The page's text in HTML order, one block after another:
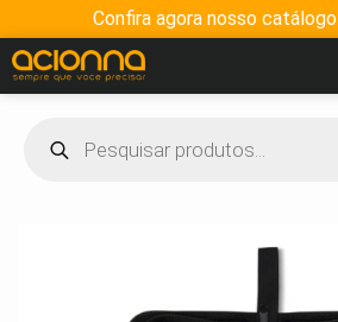
Confira agora nosso catálogo